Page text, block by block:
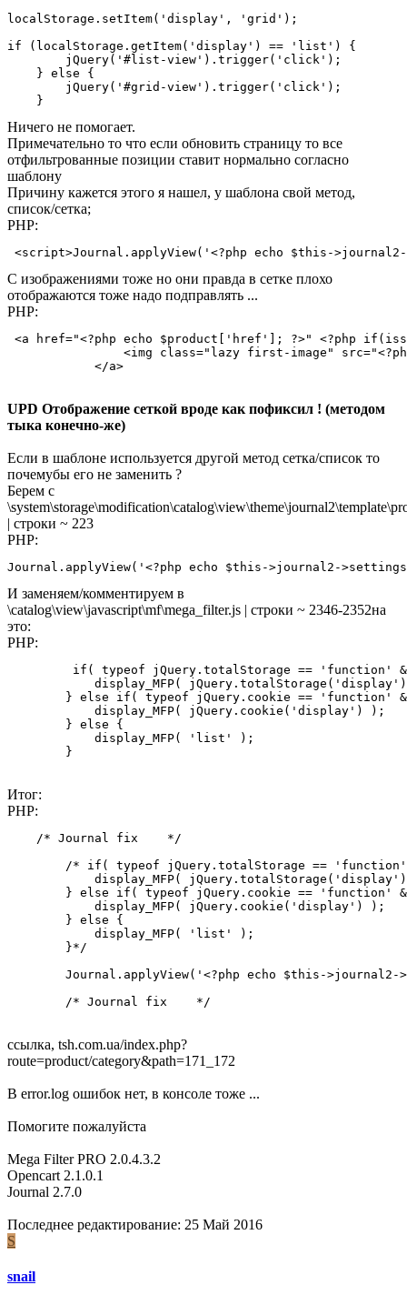
localStorage.setItem('display', 'grid');
if (localStorage.getItem('display') == 'list') {
        jQuery('#list-view').trigger('click');
    } else {
        jQuery('#grid-view').trigger('click');
    }
Ничего не помогает.
Примечательно то что если обновить страницу то все
отфильтрованные позиции ставит нормально согласно
шаблону
Причину кажется этого я нашел, у шаблона свой метод,
список/сетка;
PHP:
<script>Journal.applyView('<?php echo $this-
С изображениями тоже но они правда в сетке плохо
отображаются тоже надо подправлять ...
PHP:
<a href="<?php echo $product['href']; ?>" <?php
<img class="lazy first-image"
            </a>
UPD Отображение сеткой вроде как пофиксил ! (методом
тыка конечно-же)
Если в шаблоне используется другой метод сетка/список то
почемубы его не заменить ?
Берем с
| строки ~ 223
PHP:
Journal.applyView('<?php echo $this->journal2-
И заменяем/комментируем в
\catalog\view\javascript\mf\mega_filter.js | строки ~ 2346-2352на
это:
PHP:
if( typeof jQuery.totalStorage == 'function'
display_MFP(
} else if( typeof jQuery.cookie == 'function'
            display_MFP( jQuery.cookie('display') );
        } else {
            display_MFP( 'list' );
        }
Итог:
PHP:
    /* Journal fix    */
/* if( typeof jQuery.totalStorage ==
display_MFP(
} else if( typeof jQuery.cookie == 'function'
            display_MFP( jQuery.cookie('display') );
        } else {
            display_MFP( 'list' );
        }*/
Journal.applyView('<?php echo $this-
        /* Journal fix    */
ссылка, tsh.com.ua/index.php?
route=product/category&path=171_172
В error.log ошибок нет, в консоле тоже ...
Помогите пожалуйста
Mega Filter PRO 2.0.4.3.2
Opencart 2.1.0.1
Journal 2.7.0
Последнее редактирование: 25 Май 2016
S
snail